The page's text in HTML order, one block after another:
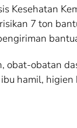
Kesehatan
7 ton
obat-obatan
hamil,